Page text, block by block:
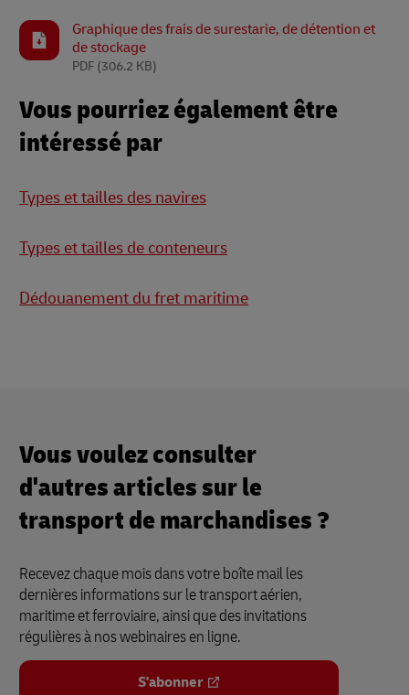
Graphique des frais de surestarie, de détention et
de stockage
PDF (306.2 KB)
Vous pourriez également être
intéressé par
Types et tailles des navires
Types et tailles de conteneurs
Dédouanement du fret maritime
Vous voulez consulter
d'autres articles sur le
transport de marchandises ?
Recevez chaque mois dans votre boîte mail les
dernières informations sur le transport aérien,
maritime et ferroviaire, ainsi que des invitations
régulières à nos webinaires en ligne.
S'abonner